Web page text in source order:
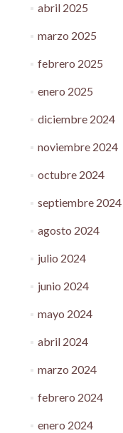
abril 2025
marzo 2025
febrero 2025
enero 2025
diciembre 2024
noviembre 2024
octubre 2024
septiembre 2024
agosto 2024
julio 2024
junio 2024
mayo 2024
abril 2024
marzo 2024
febrero 2024
enero 2024